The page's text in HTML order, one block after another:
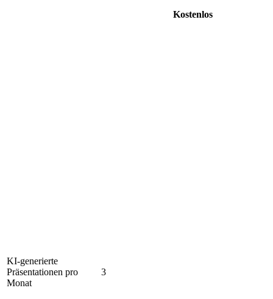
Kostenlos
KI-generierte
Präsentationen pro
Monat
3